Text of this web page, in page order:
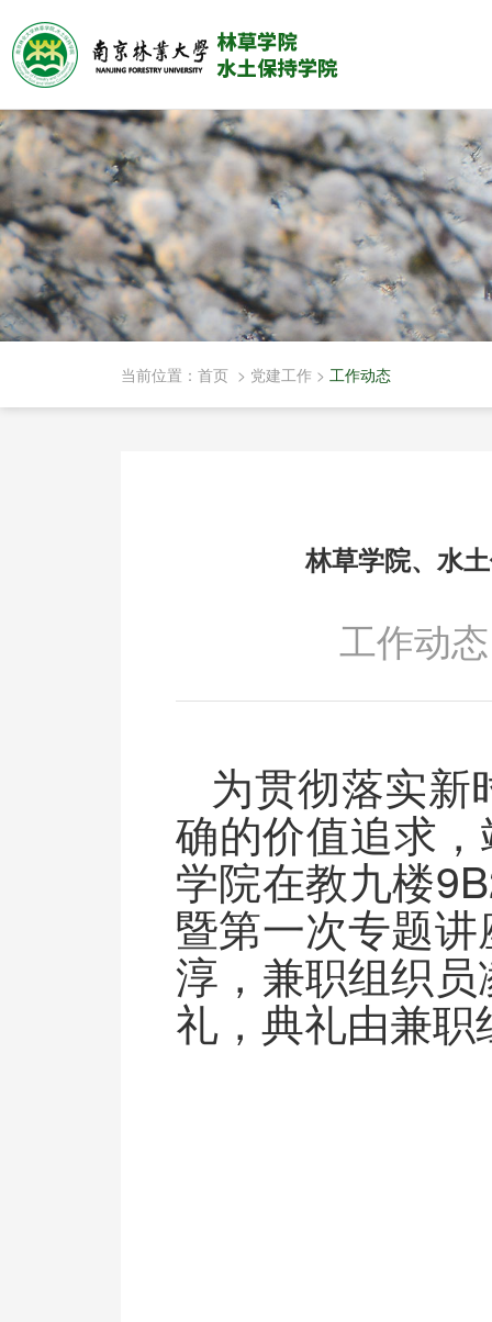
当前位置： 首页 > 党建工作 > 工作动态
林草学院、水
工作动态
为贯彻落实新
确的价值追求
学院在教九楼
暨第一次专题
淳，兼职组织
礼，典礼由兼